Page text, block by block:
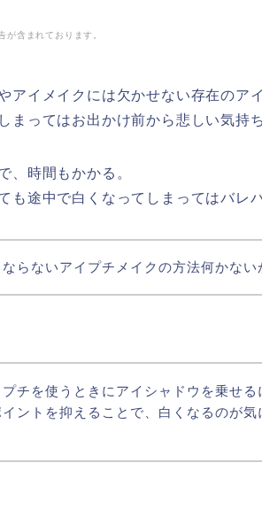
が含まれております。
アイメイクには欠かせない存在のア
まってはお出かけ前から悲しい気持
、時間もかかる。
も途中で白くなってしまってはバレ
ならないアイプチメイクの方法何かない
プチを使うときにアイシャドウを乗せる
イントを抑えることで、白くなるのが気